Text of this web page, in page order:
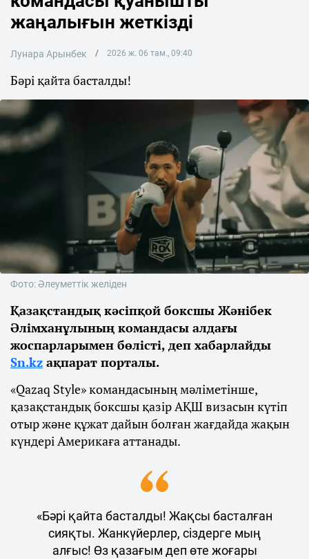
жаңалығын жеткізді
Лунара Арынбек 2026 ж. 06 там., 09:40
Бәрі қайта басталды!
Фото: Әлеуметтік желіден
Қазақстандық кәсіпқой боксшы Жәнібек
Әлімханұлының командасы алдағы
жоспарларымен бөлісті, деп хабарлайды
Sn.kz ақпарат порталы.
«Qazaq Style» командасының мәліметінше,
қазақстандық боксшы қазір АҚШ визасын күтіп
отыр және құжат дайын болған жағдайда жақын
күндері Америкаға аттанады.
«Бәрі қайта басталды! Жақсы басталған
сияқты. Жанкүйерлер, сіздерге мың
алғыс! Өз қазағым деп өте жоғары